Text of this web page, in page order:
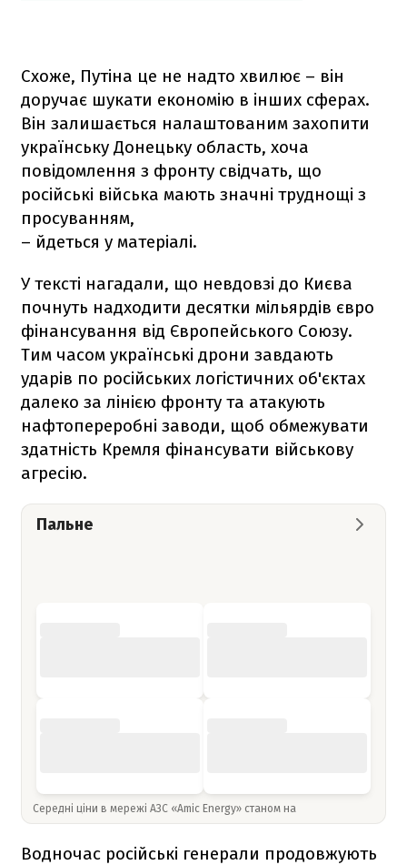
Схоже, Путіна це не надто хвилює – він
доручає шукати економію в інших сферах.
Він залишається налаштованим захопити
українську Донецьку область, хоча
повідомлення з фронту свідчать, що
російські війська мають значні труднощі з
просуванням,
– йдеться у матеріалі.
У тексті нагадали, що невдовзі до Києва
почнуть надходити десятки мільярдів євро
фінансування від Європейського Союзу.
Тим часом українські дрони завдають
ударів по російських логістичних об'єктах
далеко за лінією фронту та атакують
нафтопереробні заводи, щоб обмежувати
здатність Кремля фінансувати військову
агресію.
Пальне
Середні ціни в мережі АЗС «Amic Energy» станом на
Водночас російські генерали продовжують